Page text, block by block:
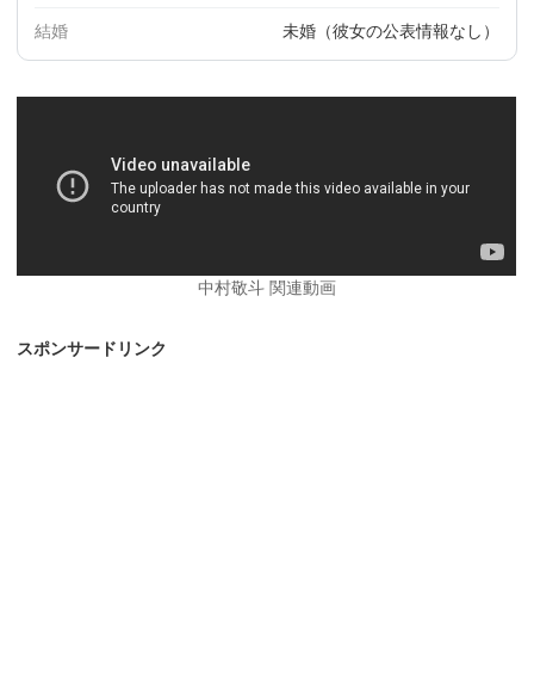
結婚 未婚（彼女の公表情報なし）
中村敬斗 関連動画
スポンサードリンク